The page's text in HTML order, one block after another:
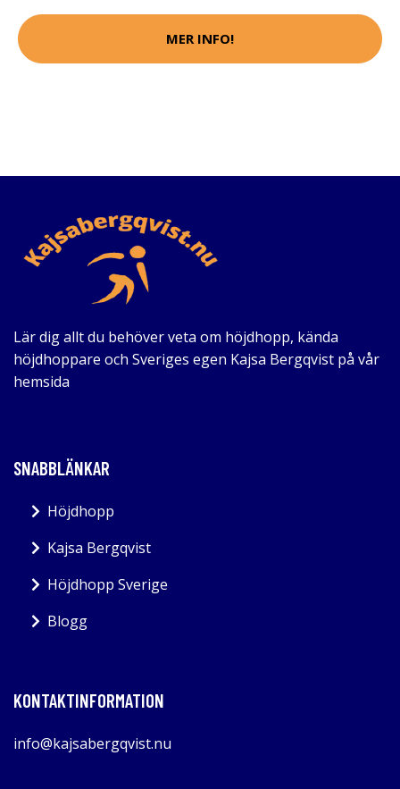
MER INFO!
Lär dig allt du behöver veta om höjdhopp, kända
höjdhoppare och Sveriges egen Kajsa Bergqvist på vår
hemsida
SNABBLÄNKAR
Höjdhopp
Kajsa Bergqvist
Höjdhopp Sverige
Blogg
KONTAKTINFORMATION
info@kajsabergqvist.nu